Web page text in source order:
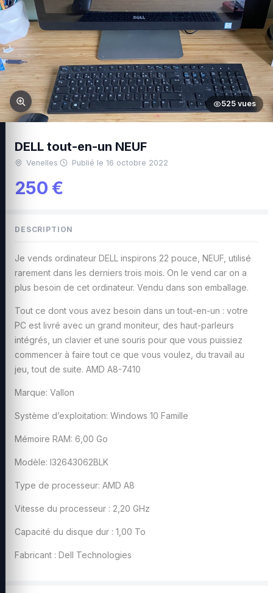
525 vues
DESCRIPTION
Je vends ordinateur DELL inspirons 22 pouce, NEUF, utilisé
rarement dans les derniers trois mois. On le vend car on a
plus besoin de cet ordinateur. Vendu dans son emballage.
Tout ce dont vous avez besoin dans un tout-en-un : votre
PC est livré avec un grand moniteur, des haut-parleurs
intégrés, un clavier et une souris pour que vous puissiez
commencer à faire tout ce que vous voulez, du travail au
jeu, tout de suite. AMD A8-7410
Marque: Vallon
Système d’exploitation: Windows 10 Famille
Mémoire RAM: 6,00 Go
Modèle: I32643062BLK
Type de processeur: AMD A8
Vitesse du processeur : 2,20 GHz
Capacité du disque dur : 1,00 To
Fabricant : Dell Technologies
DELL tout-en-un NEUF
Venelles· Publié le 16 octobre 2022
250 €